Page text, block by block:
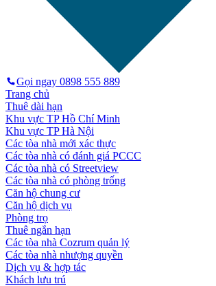
Gọi ngay 0898 555 889
Trang chủ
Thuê dài hạn
Khu vực TP Hồ Chí Minh
Khu vực TP Hà Nội
Các tòa nhà mới xác thực
Các tòa nhà có đánh giá PCCC
Các tòa nhà có Streetview
Các tòa nhà có phòng trống
Căn hộ chung cư
Căn hộ dịch vụ
Phòng trọ
Thuê ngắn hạn
Các tòa nhà Cozrum quản lý
Các tòa nhà nhượng quyền
Dịch vụ & hợp tác
Khách lưu trú